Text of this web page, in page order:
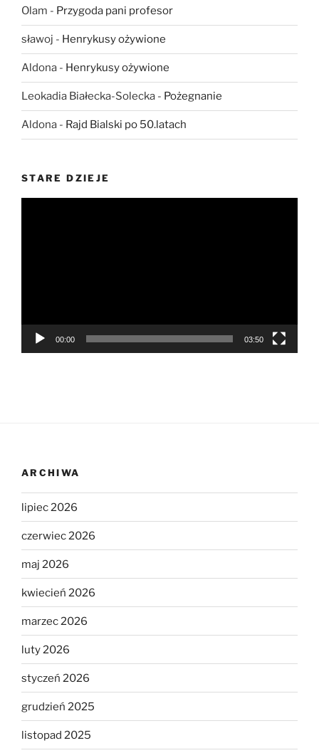
Olam - Przygoda pani profesor
sławoj - Henrykusy ożywione
Aldona - Henrykusy ożywione
Leokadia Białecka-Solecka - Pożegnanie
Aldona - Rajd Bialski po 50.latach
STARE DZIEJE
00:00 03:50
ARCHIWA
lipiec 2026
czerwiec 2026
maj 2026
kwiecień 2026
marzec 2026
luty 2026
styczeń 2026
grudzień 2025
listopad 2025